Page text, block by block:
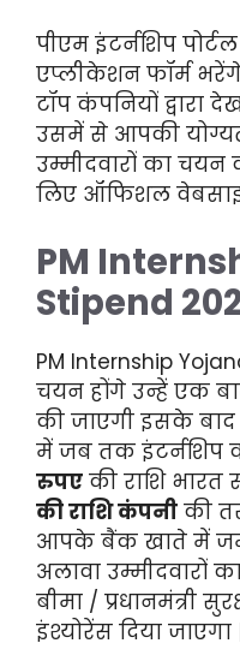
पीएम इंटर्नशिप
एप्लीकेशन फॉर्म
टॉप कंपनियों द्वारा
उसमें से आपकी
उम्मीदवारों का
लिए ऑफिशल
PM
Stipend
PM Internship
चयन होंगे उन्हें एक
की जाएगी इसके
में जब तक इंटर्नशिप
रुपए की राशि
की राशि कंपनी की
आपके बैंक खाते में
अलावा उम्मीदवारों
बीमा / प्रधानमंत्री
इंश्योरेंस दिया जाएगा